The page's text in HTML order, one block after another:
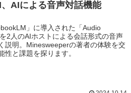
AIによる音声対話機能
」に導入された「Audio
2人のAIホストによる会話形式の音声
説明。Minesweeperの著者の体験を交
性と課題を探ります。